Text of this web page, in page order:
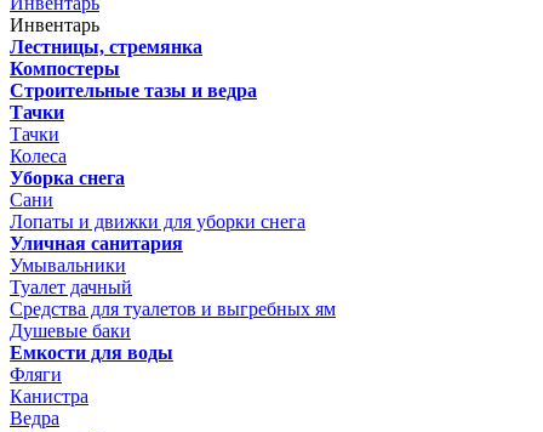
Инвентарь
Лестницы, стремянка
Компостеры
Строительные тазы и ведра
Тачки
Тачки
Колеса
Уборка снега
Сани
Лопаты и движки для уборки снега
Уличная санитария
Умывальники
Туалет дачный
Средства для туалетов и выгребных ям
Душевые баки
Емкости для воды
Фляги
Канистра
Ведра